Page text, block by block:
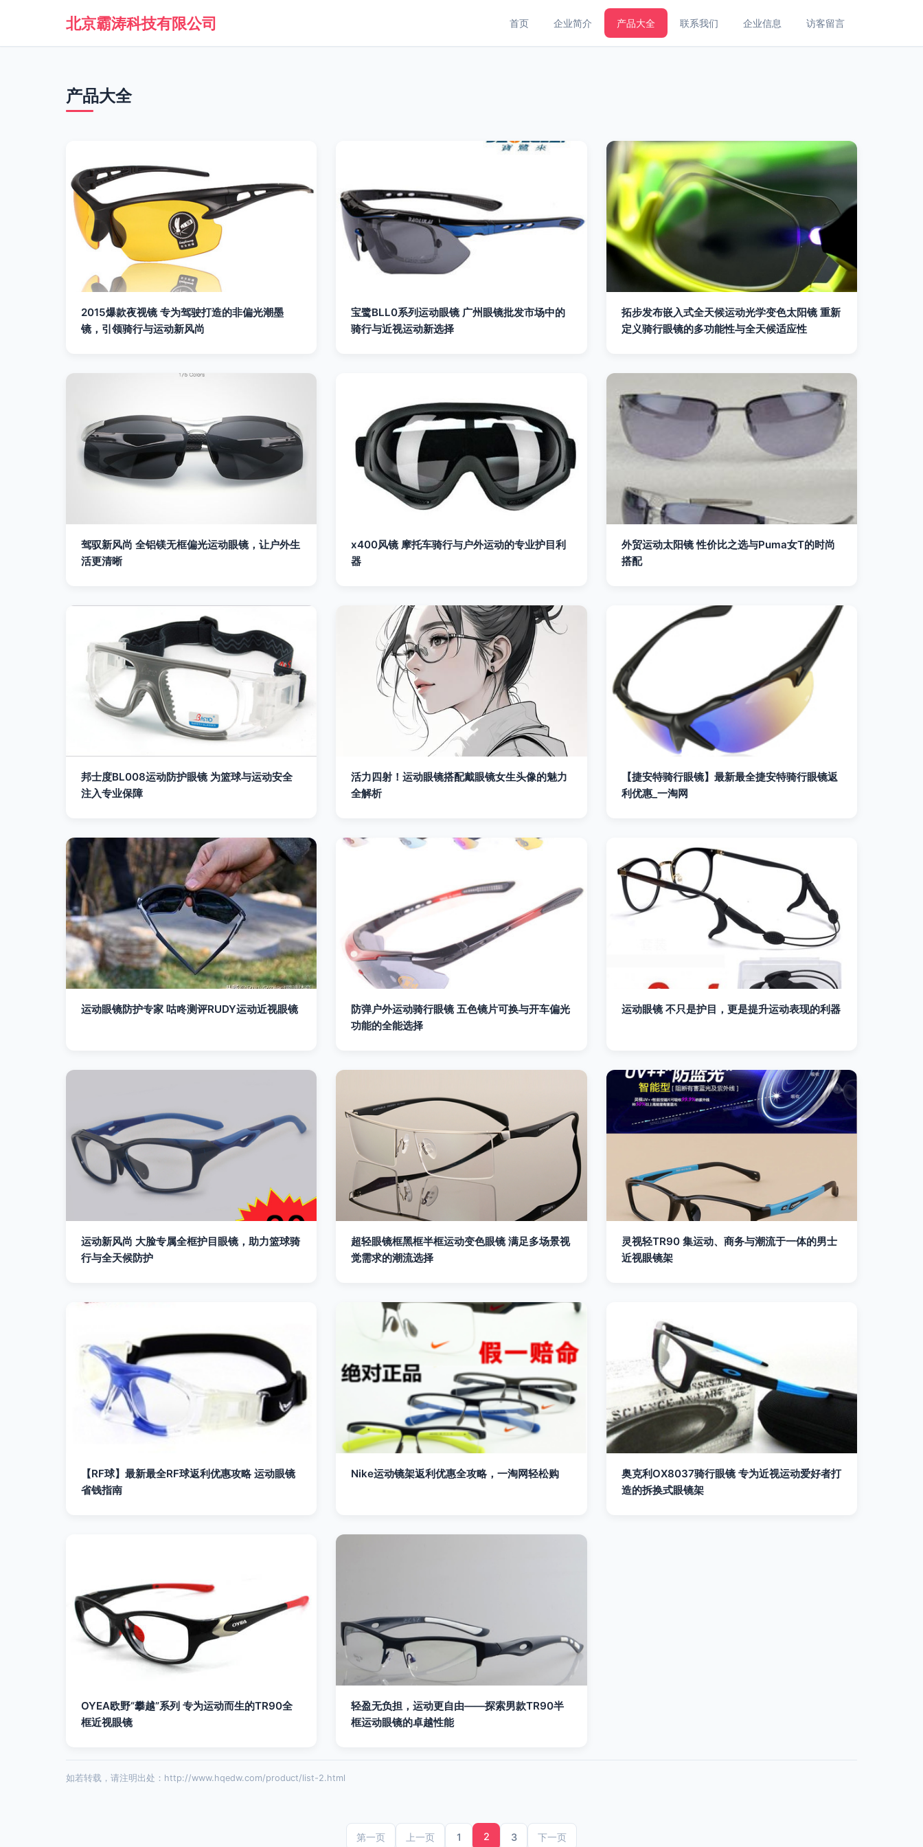
北京霸涛科技有限公司 首页 企业简介 产品大全 联系我们 企业信息 访客留言
产品大全
2015爆款夜视镜 专为驾驶打造的非偏光潮墨
镜，引领骑行与运动新风尚
宝鹭BLL0系列运动眼镜 广州眼镜批发市场中的
骑行与近视运动新选择
拓步发布嵌入式全天候运动光学变色太阳镜 重新
定义骑行眼镜的多功能性与全天候适应性
驾驭新风尚 全铝镁无框偏光运动眼镜，让户外生
活更清晰
x400风镜 摩托车骑行与户外运动的专业护目利
器
外贸运动太阳镜 性价比之选与Puma女T的时尚
搭配
邦士度BL008运动防护眼镜 为篮球与运动安全
注入专业保障
活力四射！运动眼镜搭配戴眼镜女生头像的魅力
全解析
【捷安特骑行眼镜】最新最全捷安特骑行眼镜返
利优惠_一淘网
运动眼镜防护专家 咕咚测评RUDY运动近视眼镜
防弹户外运动骑行眼镜 五色镜片可换与开车偏光
功能的全能选择
运动眼镜 不只是护目，更是提升运动表现的利器
运动新风尚 大脸专属全框护目眼镜，助力篮球骑
行与全天候防护
超轻眼镜框黑框半框运动变色眼镜 满足多场景视
觉需求的潮流选择
灵视轻TR90 集运动、商务与潮流于一体的男士
近视眼镜架
【RF球】最新最全RF球返利优惠攻略 运动眼镜
省钱指南
Nike运动镜架返利优惠全攻略，一淘网轻松购
奥克利OX8037骑行眼镜 专为近视运动爱好者打
造的拆换式眼镜架
OYEA欧野“攀越”系列 专为运动而生的TR90全
框近视眼镜
轻盈无负担，运动更自由——探索男款TR90半
框运动眼镜的卓越性能
如若转载，请注明出处：http://www.hqedw.com/product/list-2.html
第一页 上一页 1 2 3 下一页